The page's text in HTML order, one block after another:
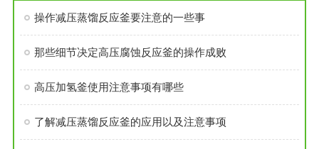
操作减压蒸馏反应釜要注意的一些事
那些细节决定高压腐蚀反应釜的操作成败
高压加氢釜使用注意事项有哪些
了解减压蒸馏反应釜的应用以及注意事项